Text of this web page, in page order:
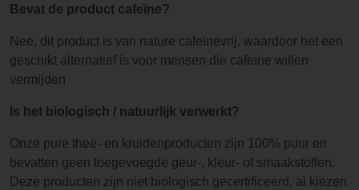
Bevat de product cafeïne?
Nee, dit product is van nature cafeïnevrij, waardoor het een
geschikt alternatief is voor mensen die cafeïne willen
vermijden
Is het biologisch / natuurlijk verwerkt?
Onze pure thee- en kruidenproducten zijn 100% puur en
bevatten geen toegevoegde geur-, kleur- of smaakstoffen.
Deze producten zijn niet biologisch gecertificeerd, al kiezen